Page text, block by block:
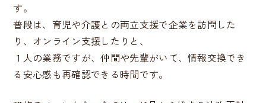
す。
普段は、育児や介護との両立支援で企業を訪問した
り、オンライン支援したりと、
１人の業務ですが、仲間や先輩がいて、情報交換でき
る安心感も再確認できる時間です。